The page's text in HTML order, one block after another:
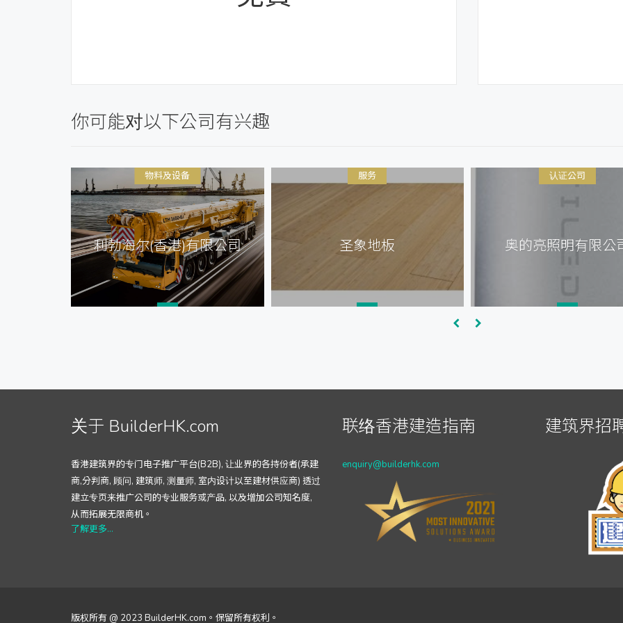
你可能对以下公司有兴趣
利勃海尔(香港)有限公司
物料及设备
圣象地板
服务
奥的亮照明有限公
认证公司
关于 BuilderHK.com
香港建筑界的专门电子推广平台(B2B), 让业界的各持份者(承建
商,分判商, 顾问, 建筑师, 测量师, 室内设计以至建材供应商) 透过
建立专页来推广公司的专业服务或产品, 以及增加公司知名度,
从而拓展无限商机。
了解更多...
联络香港建造指南
enquiry@builderhk.com
建筑界招
版权所有 @ 2023 BuilderHK.com。保留所有权利。